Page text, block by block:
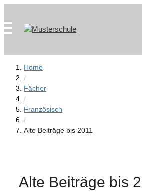
springen
content
Home
/
Fächer
/
Französisch
/
Alte Beiträge bis 2011
Alte Beiträge bis